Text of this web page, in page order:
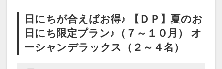
・ウェルカムビールのご提供 ※ソフトド
リンクへ変更可
・客室冷蔵庫内のドリンク／オリオンビ
日にちが合えばお得♪ 【ＤＰ】夏のお
日にち限定プラン♪（７～１０月） オ
ーシャンデラックス（２～４名）